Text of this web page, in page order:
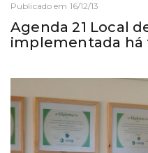
Publicado em 16/12/13
Agenda 21 Local
implementada há